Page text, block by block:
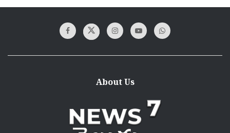
About Us